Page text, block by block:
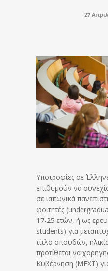
27
Υποτροφίες σε
επιθυμούν να
σε ιαπωνικά
φοιτητές
17-25 ετών, ή ως
students) για
τίτλο σπουδών,
προτίθεται να
Κυβέρνηση (ΜΕΧΤ)